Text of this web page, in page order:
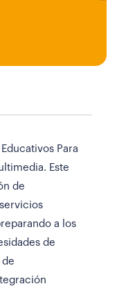
Para
Este
de
a los
de